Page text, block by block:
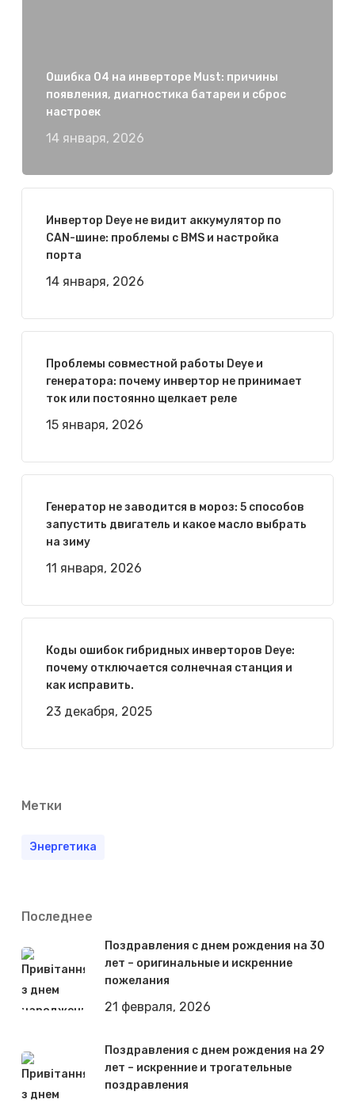
Ошибка 04 на инверторе Must: причины
появления, диагностика батареи и сброс
настроек
14 января, 2026
Инвертор Deye не видит аккумулятор по
CAN-шине: проблемы с BMS и настройка
порта
14 января, 2026
Проблемы совместной работы Deye и
генератора: почему инвертор не принимает
ток или постоянно щелкает реле
15 января, 2026
Генератор не заводится в мороз: 5 способов
запустить двигатель и какое масло выбрать
на зиму
11 января, 2026
Коды ошибок гибридных инверторов Deye:
почему отключается солнечная станция и
как исправить.
23 декабря, 2025
Метки
Энергетика
Последнее
Поздравления с днем рождения на 30
лет – оригинальные и искренние
пожелания
21 февраля, 2026
Поздравления с днем рождения на 29
лет – искренние и трогательные
поздравления